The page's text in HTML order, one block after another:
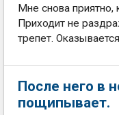
Мне снова приятно,
Приходит не
трепет.
После него в
пощипывает.